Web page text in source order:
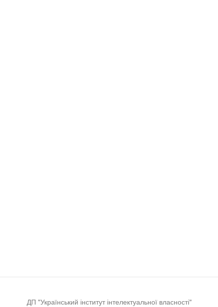
ДП "Український інститут інтелектуальної власності"